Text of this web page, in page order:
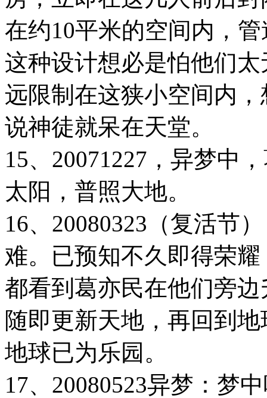
在约10平米的空间内，
这种设计想必是怕他们
远限制在这狭小空间内
说神徒就呆在天堂。
15、20071227，异梦中
太阳，普照大地。
16、20080323（复活节
难。已预知不久即得荣
都看到葛亦民在他们旁
随即更新天地，再回到
地球已为乐园。
17、20080523异梦：梦